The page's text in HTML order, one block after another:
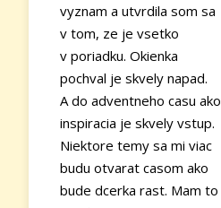
vyznam a utvrdila som sa
v tom, ze je vsetko
v poriadku. Okienka
pochval je skvely napad.
A do adventneho casu ako
inspiracia je skvely vstup.
Niektore temy sa mi viac
budu otvarat casom ako
bude dcerka rast. Mam to